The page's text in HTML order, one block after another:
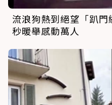
流浪狗熱到絕望「趴
秒暖舉感動萬人